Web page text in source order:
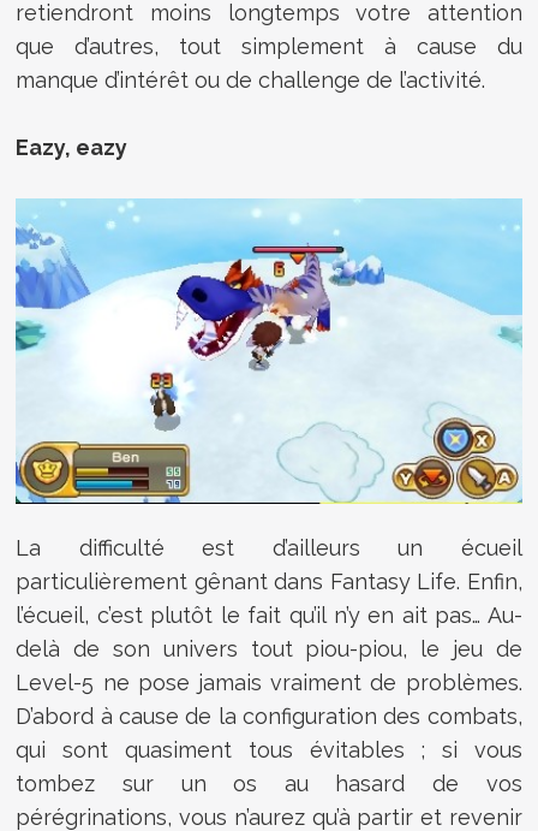
retiendront moins longtemps votre attention
que d’autres, tout simplement à cause du
manque d’intérêt ou de challenge de l’activité.
Eazy, eazy
La difficulté est d’ailleurs un écueil
particulièrement gênant dans Fantasy Life. Enfin,
l’écueil, c’est plutôt le fait qu’il n’y en ait pas… Au-
delà de son univers tout piou-piou, le jeu de
Level-5 ne pose jamais vraiment de problèmes.
D’abord à cause de la configuration des combats,
qui sont quasiment tous évitables ; si vous
tombez sur un os au hasard de vos
pérégrinations, vous n’aurez qu’à partir et revenir